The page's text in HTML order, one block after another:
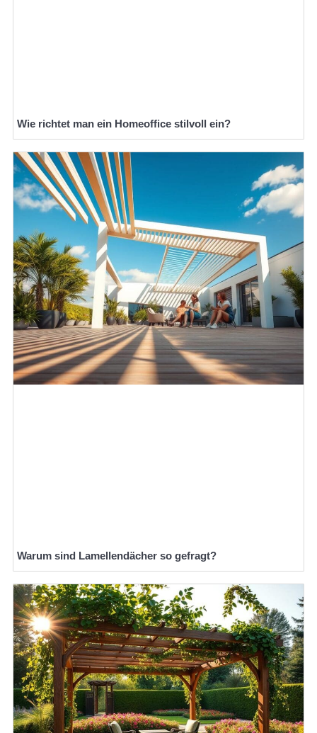
Wie richtet man ein Homeoffice stilvoll ein?
Warum sind Lamellendächer so gefragt?